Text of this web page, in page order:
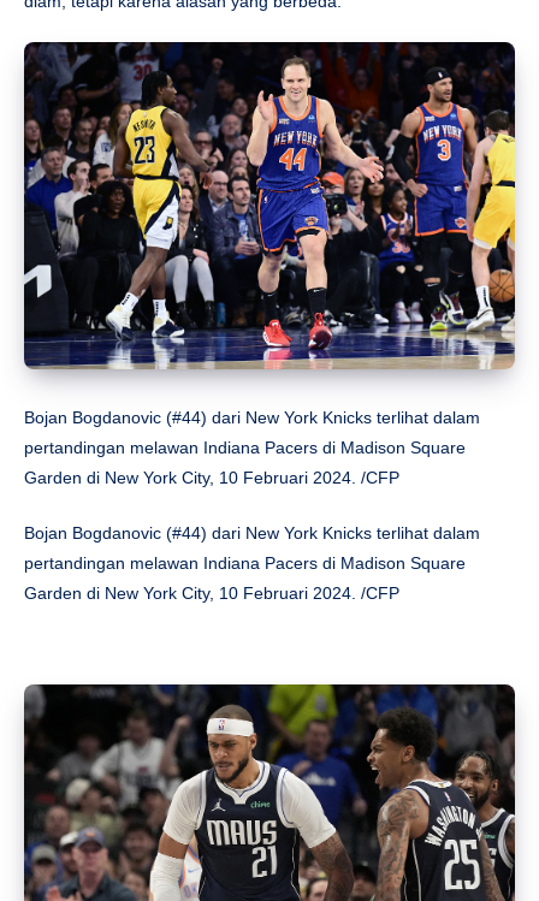
Bojan Bogdanovic (#44) dari New York Knicks terlihat dalam
pertandingan melawan Indiana Pacers di Madison Square
Garden di New York City, 10 Februari 2024. /CFP
Bojan Bogdanovic (#44) dari New York Knicks terlihat dalam
pertandingan melawan Indiana Pacers di Madison Square
Garden di New York City, 10 Februari 2024. /CFP